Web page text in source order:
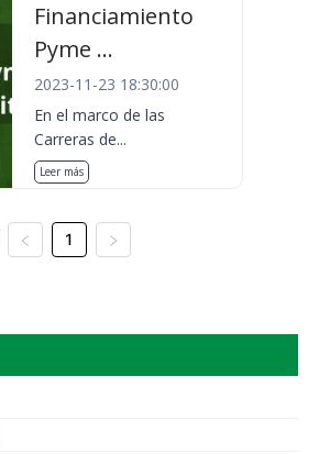
Financiamiento
Pyme ...
2023-11-23 18:30:00
En el marco de las
Carreras de...
Leer más
1